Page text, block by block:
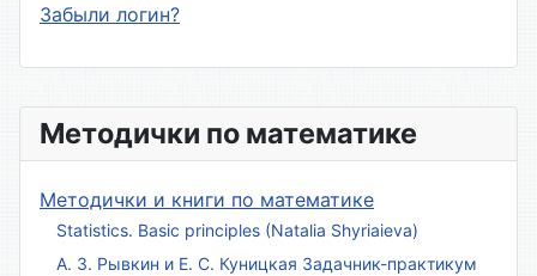
Методички по математике
Методички и книги по математике
Statistics. Basic principles (Natalia Shyriaieva)
А. З. Рывкин и Е. С. Куницкая Задачник-практикум
Забыли логин?